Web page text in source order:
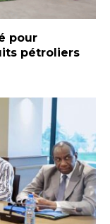
pour
pétroliers